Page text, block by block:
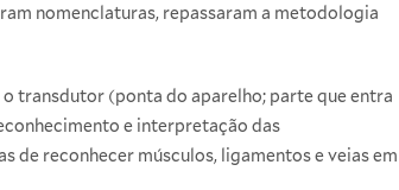
nomenclaturas, repassaram a metodologia
transdutor (ponta do aparelho; parte que entra
e interpretação das
de reconhecer músculos, ligamentos e veias em